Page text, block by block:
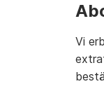
Vi